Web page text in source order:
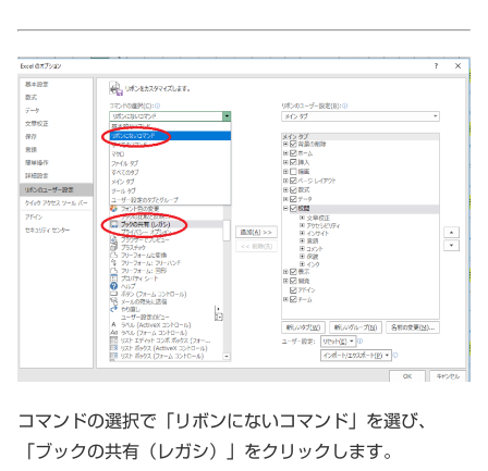
コマンドの選択で「リボンにないコマンド」を選び、
「ブックの共有（レガシ）」をクリックします。